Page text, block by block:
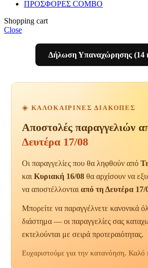
ΠΡΟΣΦΟΡΕΣ COMBO
Shopping cart
Close
Δήλωση Υπαναχώρησης (14
☀️ ΚΑΛΟΚΑΙΡΙΝΈΣ ΔΙΑΚΟΠΈΣ
Αποστολές παραγγελιών
Δευτέρα 17/08
Οι παραγγελίες που θα ληφθούν από
και Κυριακή 16/08 θα αρχίσουν να
να αποστέλλονται από τη Δευτέρα 17/
Μπορείτε να παραγγέλνετε κανονικά
διάστημα — οι παραγγελίες σας
εκτελούνται με σειρά προτεραιότητας.
Ευχαριστούμε για την κατανόηση. Καλό